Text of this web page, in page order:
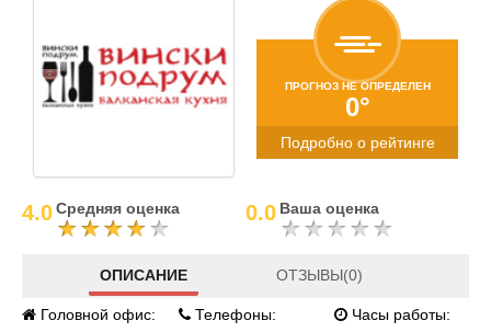
ПРОГНОЗ НЕ ОПРЕДЕЛЕН
0°
Подробно о рейтинге
4.0Средняя оценка 0.0 Ваша оценка
ОПИСАНИЕ ОТЗЫВЫ(0)
Головной офис:
Телефоны:
Часы работы: